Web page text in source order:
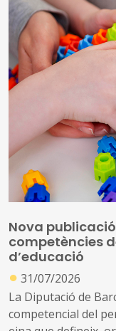
Nova
competències
d’educació
● 31/07/2026
La Diputació de
competencial del